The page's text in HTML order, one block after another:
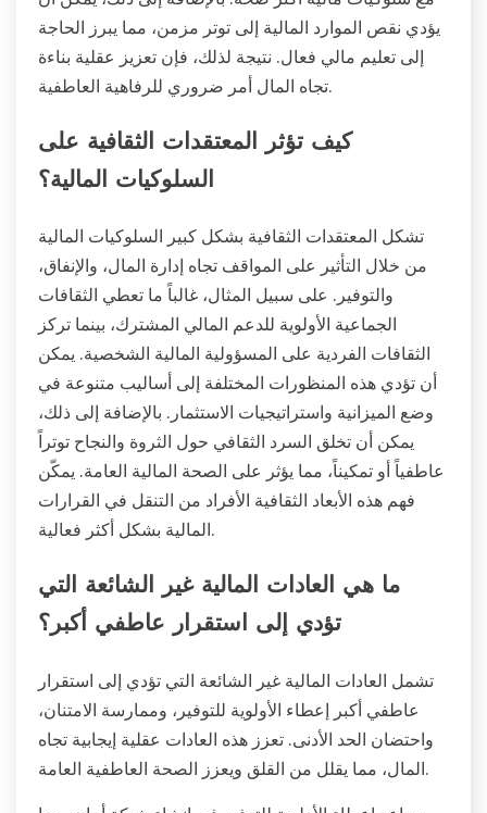
تكشف الرؤى النادرة أن قرارات المال تؤثر بشكل عميق
على الصحة العقلية، مما يؤثر على مستويات التوتر والقلق.
المال يعانون من قلق أقل وتمكين مالي أكبر. تتوافق
السمات الفريدة، مثل الثقافة المالية والمرونة العاطفية،
مع سلوكيات مالية أكثر صحة. بالإضافة إلى ذلك، يمكن أن
إلى تعليم مالي فعال. نتيجة لذلك، فإن تعزيز عقلية بناءة
تجاه المال أمر ضروري للرفاهية العاطفية.
كيف تؤثر المعتقدات الثقافية على
السلوكيات المالية؟
تشكل المعتقدات الثقافية بشكل كبير السلوكيات المالية
من خلال التأثير على المواقف تجاه إدارة المال، والإنفاق،
والتوفير. على سبيل المثال، غالباً ما تعطي الثقافات
الجماعية الأولوية للدعم المالي المشترك، بينما تركز
أن تؤدي هذه المنظورات المختلفة إلى أساليب متنوعة في
وضع الميزانية واستراتيجيات الاستثمار. بالإضافة إلى ذلك،
يمكن أن تخلق السرد الثقافي حول الثروة والنجاح توتراً
فهم هذه الأبعاد الثقافية الأفراد من التنقل في القرارات
ما هي العادات المالية غير الشائعة التي